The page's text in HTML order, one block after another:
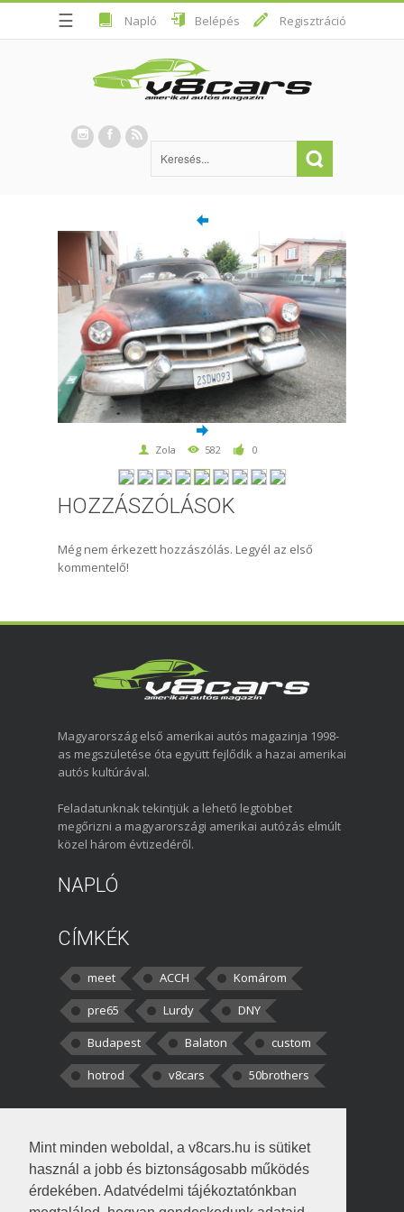
Mint minden weboldal, a v8cars.hu is sütiket
használ a jobb és biztonságosabb működés
érdekében. Adatvédelmi tájékoztatónkban
☰ Napló Belépés Regisztráció
Zola 582 0
HOZZÁSZÓLÁSOK
Még nem érkezett hozzászólás. Legyél az első
kommentelő!
Magyarország első amerikai autós magazinja 1998-
as megszületése óta együtt fejlődik a hazai amerikai
autós kultúrával.
Feladatunknak tekintjük a lehető legtöbbet
megőrizni a magyarországi amerikai autózás elmúlt
közel három évtizedéről.
NAPLÓ
CÍMKÉK
meet ACCH
Komárom
pre65
Lurdy
DNY
Budapest
Balaton
custom
hotrod
v8cars 50brothers
kortisz:Elszúrtam! Én csak két
darabbaal számoltam. Nem tudtam, hogy fél autót,